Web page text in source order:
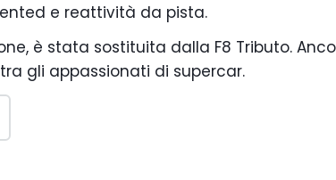
e reattività da pista.
è stata sostituita dalla F8 Tributo.
gli appassionati di supercar.